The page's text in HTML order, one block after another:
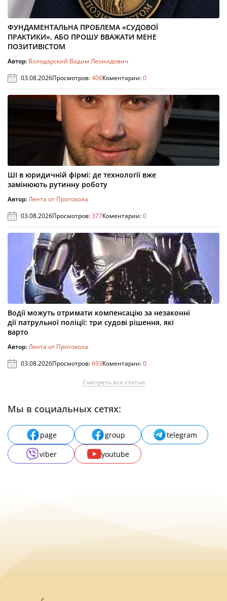
ФУНДАМЕНТАЛЬНА ПРОБЛЕМА «СУДОВОЇ
ПРАКТИКИ», АБО ПРОШУ ВВАЖАТИ МЕНЕ
ПОЗИТИВІСТОМ
Автор: Володарский Вадим Леонидович
03.08.2026Просмотров:406Коментарии:0
ШІ в юридичній фірмі: де технології вже
замінюють рутинну роботу
Автор:Лента от Протокола
03.08.2026Просмотров:377Коментарии:0
Водії можуть отримати компенсацію за незаконні
дії патрульної поліції: три судові рішення, які
варто
Автор:Лента от Протокола
03.08.2026Просмотров:693Коментарии:0
Смотреть все статьи
Мы в социальных сетях:
page group
telegram
viber
youtube